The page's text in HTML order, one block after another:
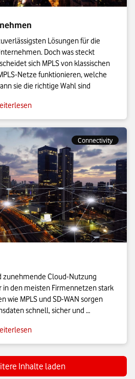
Lösungen für die
Doch was steckt
sich MPLS von klassischen
Netze funktionieren, welche
sie die richtige Wahl sind
Connectivity
zunehmende Cloud-Nutzung
in den meisten Firmennetzen stark
wie MPLS und SD-WAN sorgen
schnell, sicher und
worin sich die dahinterstehenden
und was deren jeweilige Vor-
Inhalte laden